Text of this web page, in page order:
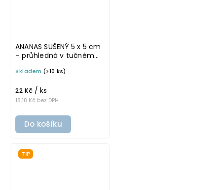
ANANAS SUŠENÝ 5 x 5 cm
– průhledná v tučném
samolepka na
Skladem (>10 ks)
18,18 Kč bez DPH
22 Kč / ks
Do košíku
TIP